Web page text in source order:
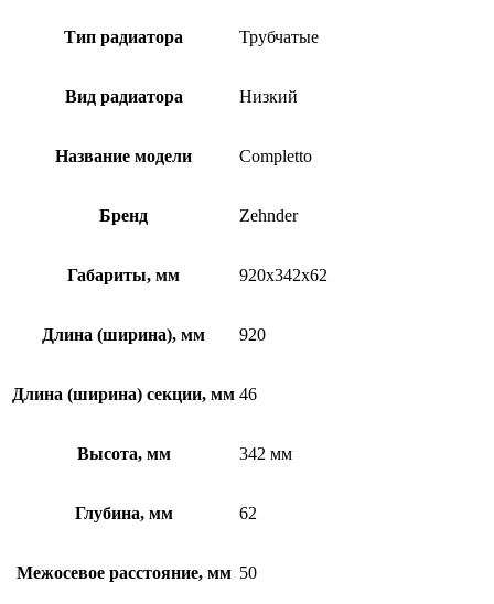
Тип радиатора Трубчатые
Вид радиатора Низкий
Название модели Completto
Бренд Zehnder
Габариты, мм 920x342x62
Длина (ширина), мм 920
Длина (ширина) секции, мм 46
Высота, мм 342 мм
Глубина, мм 62
Межосевое расстояние, мм 50